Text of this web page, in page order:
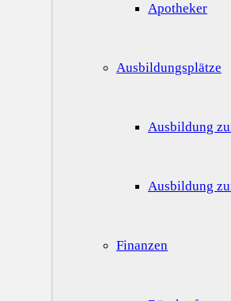
Apotheker
Ausbildungsplätze
Ausbildung
Ausbildung
Finanzen